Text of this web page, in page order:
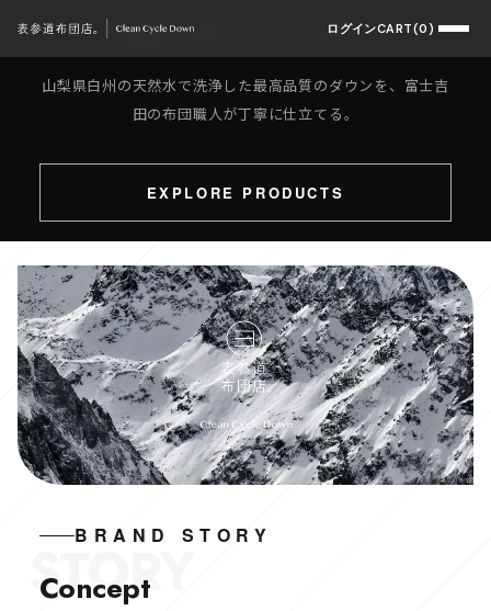
ログインCART(0)
睡眠の質を 人生の質へ
山梨県白州の天然水で洗浄した最高品質のダウンを、富士吉
田の布団職人が丁寧に仕立てる。
EXPLORE PRODUCTS
SustainableHakushu Water
Quality Sleep
SCROLL
BRAND STORY
STORY
Concept